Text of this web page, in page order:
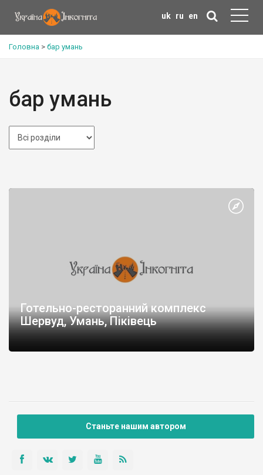
uk ru en
Головна > бар умань
бар умань
Готельно-ресторанний комплекс
Шервуд, Умань, Піківець
Станьте нашим автором